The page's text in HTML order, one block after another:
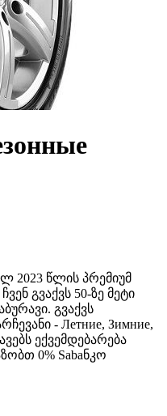
2023 წლის პრემიუმ
გვაქვს 50-ზე მეტი
გვაქვს
- Летние, Зимние,
ექვემდებარება
0% Sabaნკო